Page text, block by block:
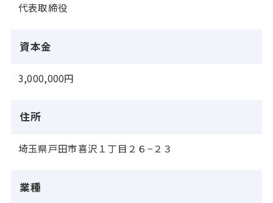
代表取締役
資本金
3,000,000円
住所
埼玉県戸田市喜沢１丁目２６−２３
業種